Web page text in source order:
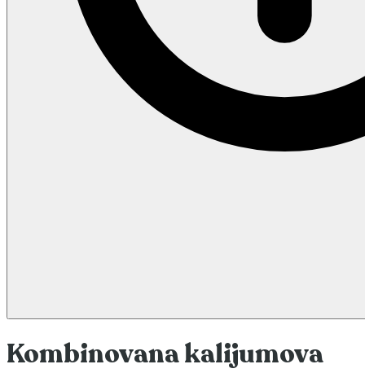
Kombinovana kalijumova